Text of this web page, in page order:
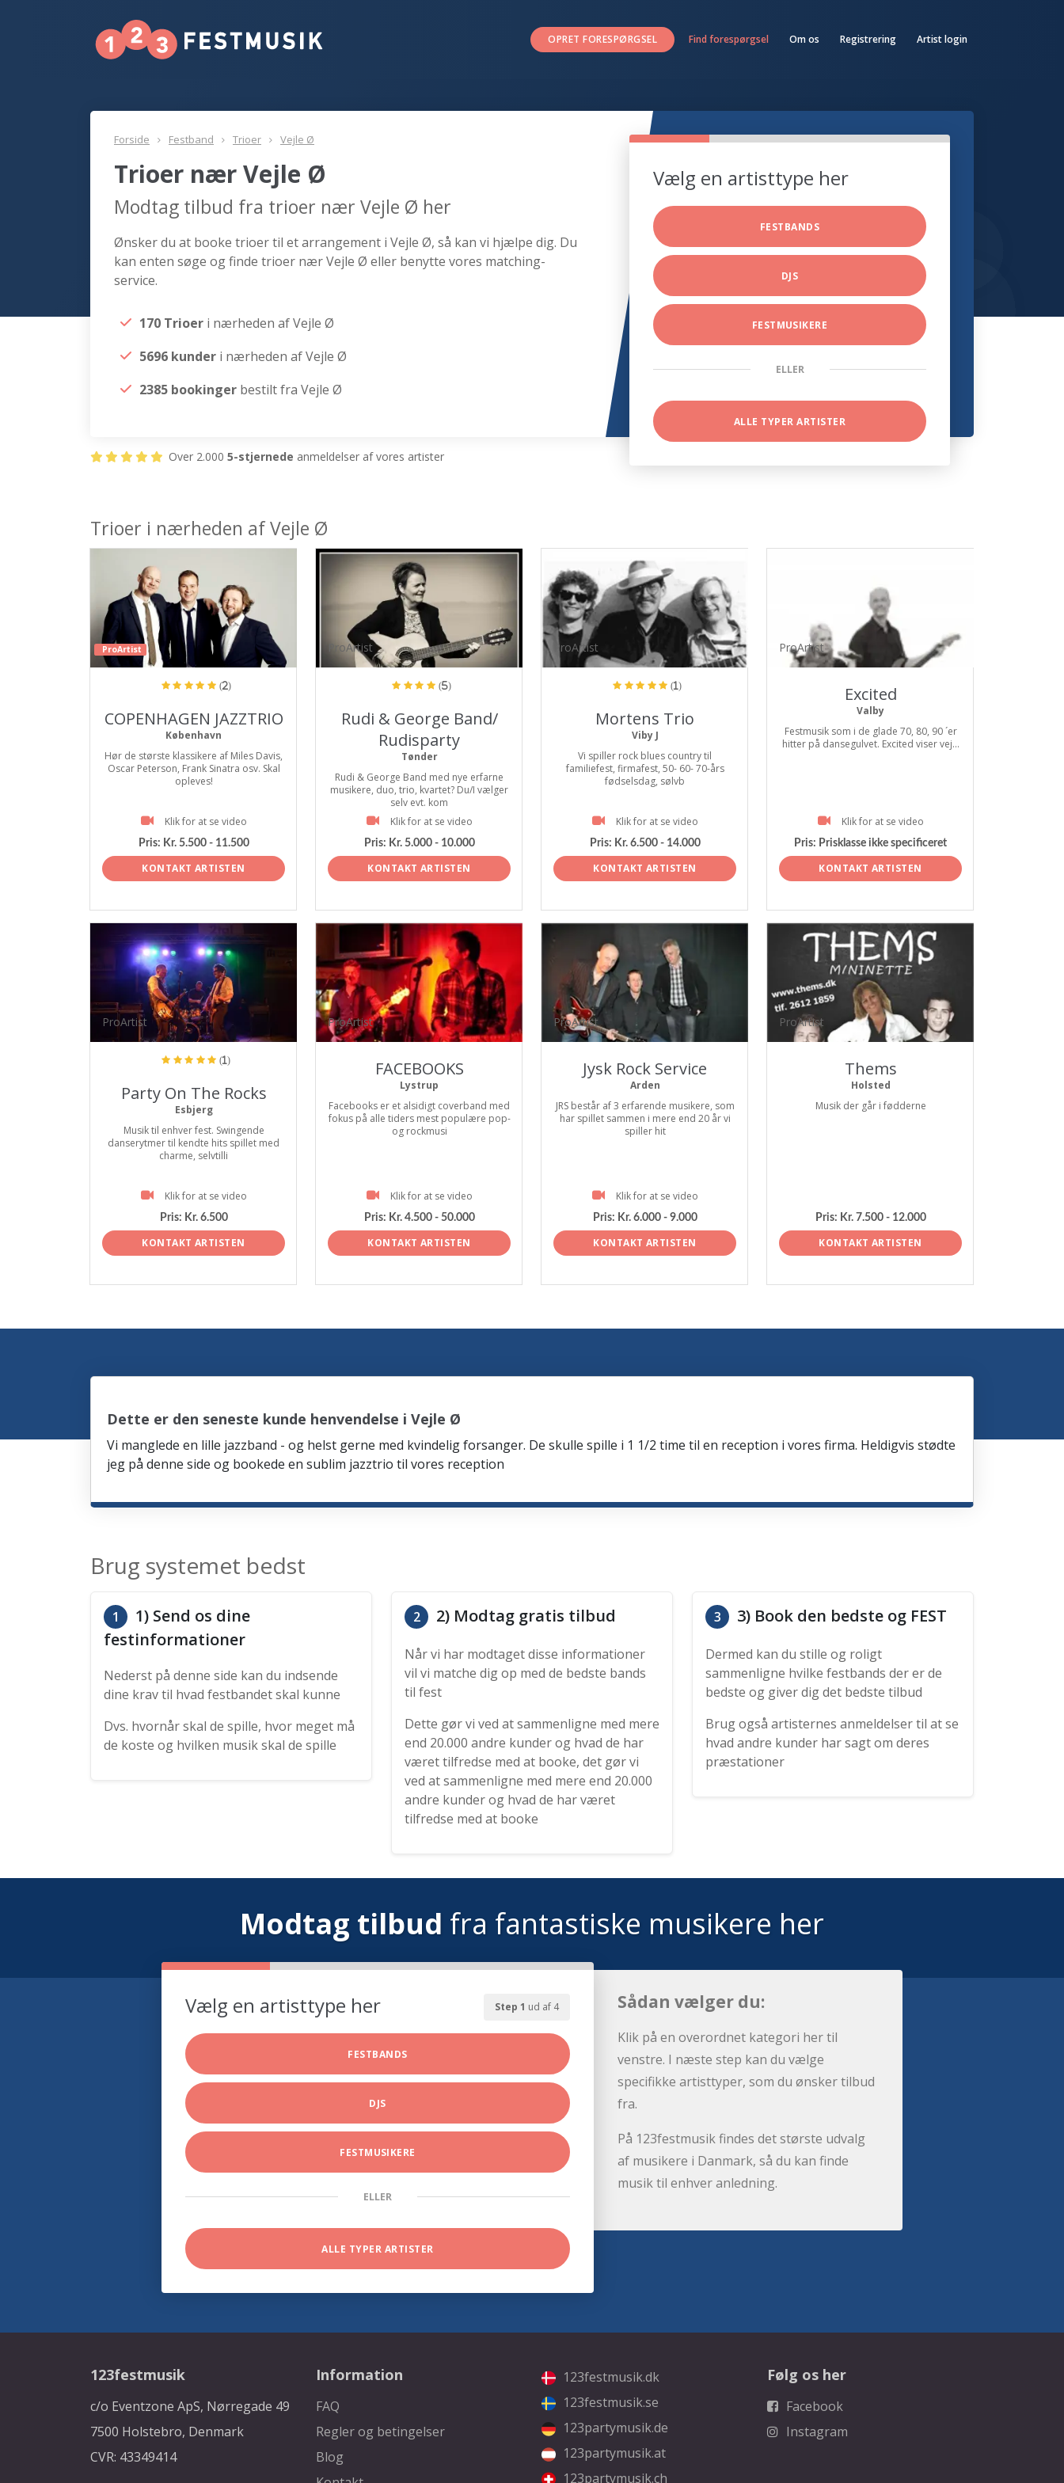
OPRET FORESPØRGSEL Find forespørgsel Om os Registrering Artist login
Forside Festband Trioer Vejle Ø
Trioer nær Vejle Ø
Modtag tilbud fra trioer nær Vejle Ø her
Ønsker du at booke trioer til et arrangement i Vejle Ø, så kan vi hjælpe dig. Du
kan enten søge og finde trioer nær Vejle Ø eller benytte vores matching-
service.
170 Trioer i nærheden af Vejle Ø
5696 kunder i nærheden af Vejle Ø
2385 bookinger bestilt fra Vejle Ø
Vælg en artisttype her
FESTBANDS
DJS
FESTMUSIKERE
ELLER
ALLE TYPER ARTISTER
Over 2.000 5-stjernede anmeldelser af vores artister
Trioer i nærheden af Vejle Ø
ProArtist
(2)
COPENHAGEN JAZZTRIO
København
Hør de største klassikere af Miles Davis,
Oscar Peterson, Frank Sinatra osv. Skal
opleves!
Klik for at se video
Pris: Kr. 5.500 - 11.500
KONTAKT ARTISTEN
ProArtist
(5)
Rudi & George Band/
Rudisparty
Tønder
Rudi & George Band med nye erfarne
musikere, duo, trio, kvartet? Du/I vælger
selv evt. kom
Klik for at se video
Pris: Kr. 5.000 - 10.000
KONTAKT ARTISTEN
ProArtist
(1)
Mortens Trio
Viby J
Vi spiller rock blues country til
familiefest, firmafest, 50- 60- 70-års
fødselsdag, sølvb
Klik for at se video
Pris: Kr. 6.500 - 14.000
KONTAKT ARTISTEN
ProArtist
Excited
Valby
Festmusik som i de glade 70, 80, 90 ´er
hitter på dansegulvet. Excited viser vej...
Klik for at se video
Pris: Prisklasse ikke specificeret
KONTAKT ARTISTEN
ProArtist
(1)
Party On The Rocks
Esbjerg
Musik til enhver fest. Swingende
danserytmer til kendte hits spillet med
charme, selvtilli
Klik for at se video
Pris: Kr. 6.500
KONTAKT ARTISTEN
ProArtist
FACEBOOKS
Lystrup
Facebooks er et alsidigt coverband med
fokus på alle tiders mest populære pop-
og rockmusi
Klik for at se video
Pris: Kr. 4.500 - 50.000
KONTAKT ARTISTEN
ProArtist
Jysk Rock Service
Arden
JRS består af 3 erfarende musikere, som
har spillet sammen i mere end 20 år vi
spiller hit
Klik for at se video
Pris: Kr. 6.000 - 9.000
KONTAKT ARTISTEN
ProArtist
Thems
Holsted
Musik der går i fødderne
Pris: Kr. 7.500 - 12.000
KONTAKT ARTISTEN
Dette er den seneste kunde henvendelse i Vejle Ø
Vi manglede en lille jazzband - og helst gerne med kvindelig forsanger. De skulle spille i 1 1/2 time til en reception i vores firma. Heldigvis stødte
jeg på denne side og bookede en sublim jazztrio til vores reception
Brug systemet bedst
1
1) Send os dine
festinformationer
Nederst på denne side kan du indsende
dine krav til hvad festbandet skal kunne
Dvs. hvornår skal de spille, hvor meget må
de koste og hvilken musik skal de spille
2 2) Modtag gratis tilbud
Når vi har modtaget disse informationer
vil vi matche dig op med de bedste bands
til fest
Dette gør vi ved at sammenligne med mere
end 20.000 andre kunder og hvad de har
været tilfredse med at booke, det gør vi
ved at sammenligne med mere end 20.000
andre kunder og hvad de har været
tilfredse med at booke
3 3) Book den bedste og FEST
Dermed kan du stille og roligt
sammenligne hvilke festbands der er de
bedste og giver dig det bedste tilbud
Brug også artisternes anmeldelser til at se
hvad andre kunder har sagt om deres
præstationer
Modtag tilbud fra fantastiske musikere her
Step 1 ud af 4
Vælg en artisttype her
FESTBANDS
DJS
FESTMUSIKERE
ELLER
ALLE TYPER ARTISTER
Sådan vælger du:
Klik på en overordnet kategori her til
venstre. I næste step kan du vælge
specifikke artisttyper, som du ønsker tilbud
fra.
På 123festmusik findes det største udvalg
af musikere i Danmark, så du kan finde
musik til enhver anledning.
123festmusik
c/o Eventzone ApS, Nørregade 49
7500 Holstebro, Denmark
CVR: 43349414
Information
FAQ
Regler og betingelser
Blog
123festmusik.dk
123festmusik.se
123partymusik.de
123partymusik.at
123partymusik.ch
Følg os her
Facebook
Instagram